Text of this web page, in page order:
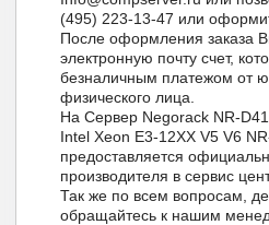
(495) 223-13-47 или
После оформления заказа
электронную почту счет,
безналичным платежом от
физического лица.
На Сервер Negorack NR-
Intel Xeon E3-12XX V5 V6
предоставляется
производителя в сервис
Так же по всем вопросам,
обращайтесь к нашим